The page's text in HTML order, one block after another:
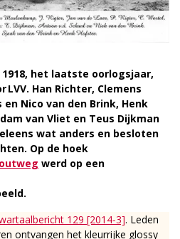
het laatste oorlogsjaar,
Han Richter, Clemens
en Nico van den Brink, Henk
van Vliet en Teus Dijkman
wat anders en besloten
Op de hoek
werd op een
129 [2014-3]. Leden
ontvangen het kleurrijke glossy